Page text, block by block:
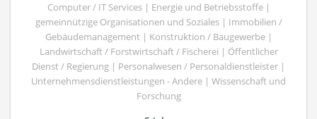
Computer / IT Services | Energie und Betriebsstoffe |
gemeinnützige Organisationen und Soziales | Immobilien /
Gebäudemanagement | Konstruktion / Baugewerbe |
Landwirtschaft / Forstwirtschaft / Fischerei | Öffentlicher
Dienst / Regierung | Personalwesen / Personaldienstleister |
Unternehmensdienstleistungen - Andere | Wissenschaft und
Forschung